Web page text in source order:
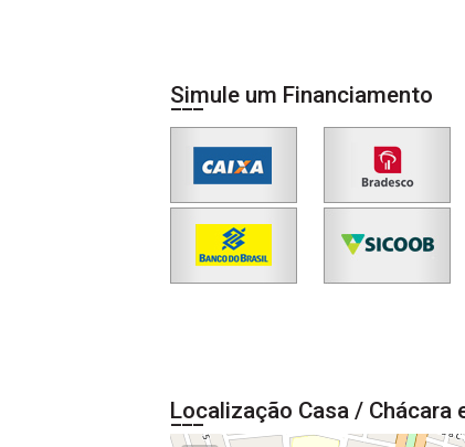
Simule um Financiamento
Localização Casa / Chácara